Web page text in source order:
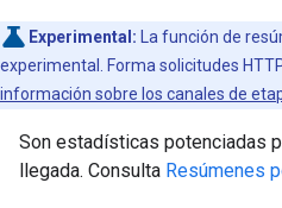
Experimental: La función de
experimental. Forma solicitudes
información sobre los canales de
Son estadísticas potenciadas
llegada. Consulta Resúmenes